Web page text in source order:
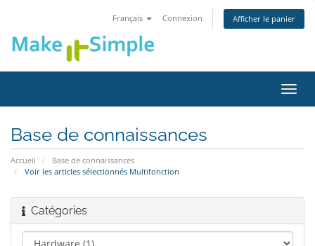
Français Connexion Afficher le panier
la
Base de connaissances
Accueil
Base de connaissances
Voir les articles sélectionnés Multifonction
Catégories